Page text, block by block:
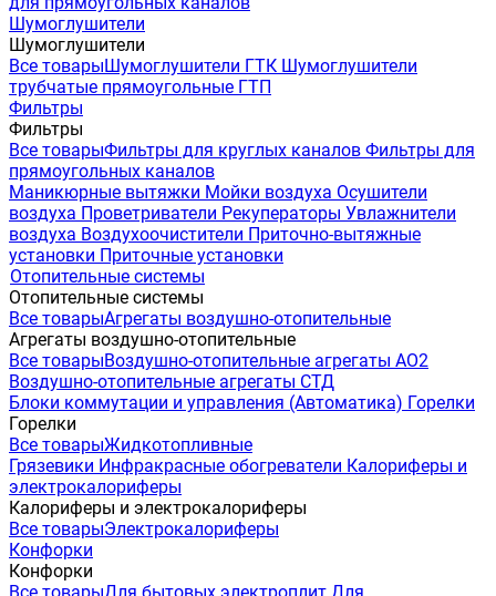
Шумоглушители
Шумоглушители
Все товарыШумоглушители ГТК Шумоглушители
трубчатые прямоугольные ГТП
Фильтры
Фильтры
Все товарыФильтры для круглых каналов Фильтры для
прямоугольных каналов
Маникюрные вытяжки Мойки воздуха Осушители
воздуха Проветриватели Рекуператоры Увлажнители
воздуха Воздухоочистители Приточно-вытяжные
установки Приточные установки
Отопительные системы
Отопительные системы
Все товарыАгрегаты воздушно-отопительные
Агрегаты воздушно-отопительные
Все товарыВоздушно-отопительные агрегаты АО2
Воздушно-отопительные агрегаты СТД
Блоки коммутации и управления (Автоматика) Горелки
Горелки
Все товарыЖидкотопливные
Грязевики Инфракрасные обогреватели Калориферы и
электрокалориферы
Калориферы и электрокалориферы
Все товарыЭлектрокалориферы
Конфорки
Конфорки